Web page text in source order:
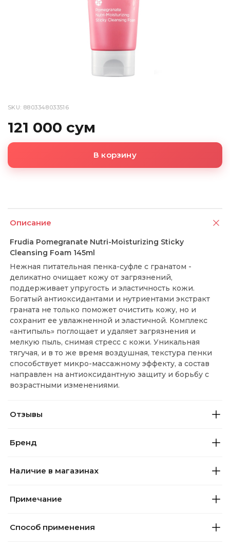
SKU: 8803348033516
121 000 сум
В корзину
Описание
Frudia Pomegranate Nutri-Moisturizing Sticky
Cleansing Foam 145ml
Нежная питательная пенка-суфле с гранатом -
деликатно очищает кожу от загрязнений,
поддерживает упругость и эластичность кожи.
Богатый антиоксидантами и нутриентами экстракт
граната не только поможет очистить кожу, но и
сохранит ее увлажненной и эластичной. Комплекс
«антипыль» поглощает и удаляет загрязнения и
мелкую пыль, снимая стресс с кожи. Уникальная
тягучая, и в то же время воздушная, текстура пенки
способствует микро-массажному эффекту, а состав
направлен на антиоксидантную защиту и борьбу с
возрастными изменениями.
Отзывы
Бренд
Наличие в магазинах
Примечание
Способ применения